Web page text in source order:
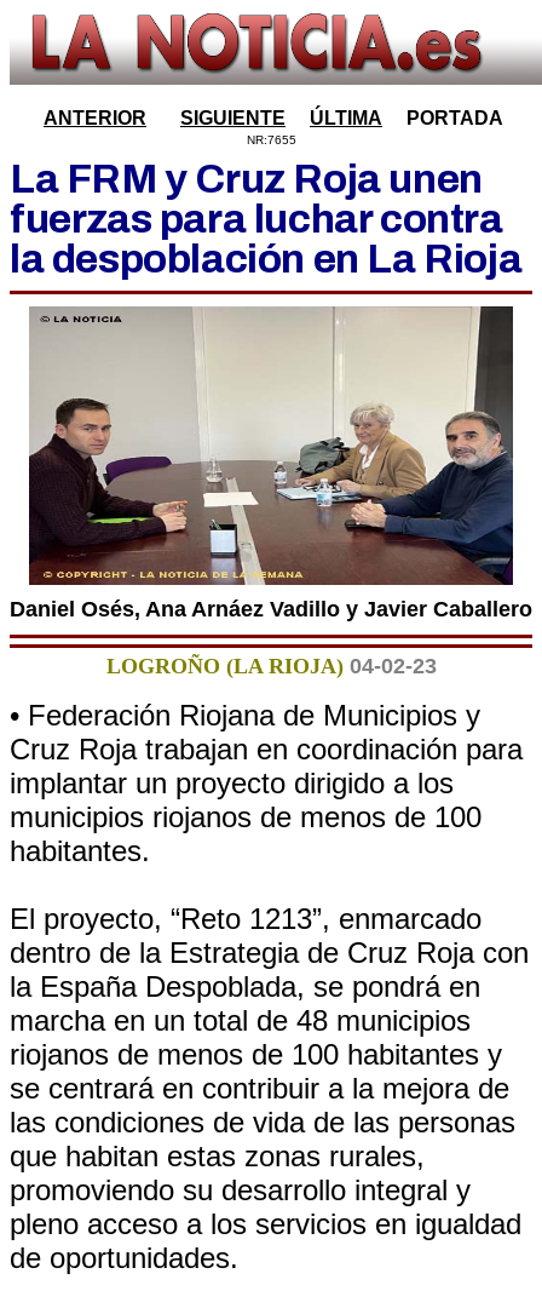
ANTERIOR SIGUIENTE ÚLTIMA PORTADA
NR:7655
La FRM y Cruz Roja unen
fuerzas para luchar contra
la despoblación en La Rioja
Daniel Osés, Ana Arnáez Vadillo y Javier Caballero
LOGROÑO (LA RIOJA) 04-02-23
• Federación Riojana de Municipios y
Cruz Roja trabajan en coordinación para
implantar un proyecto dirigido a los
municipios riojanos de menos de 100
habitantes.
El proyecto, “Reto 1213”, enmarcado
dentro de la Estrategia de Cruz Roja con
la España Despoblada, se pondrá en
marcha en un total de 48 municipios
riojanos de menos de 100 habitantes y
se centrará en contribuir a la mejora de
las condiciones de vida de las personas
que habitan estas zonas rurales,
promoviendo su desarrollo integral y
pleno acceso a los servicios en igualdad
de oportunidades.